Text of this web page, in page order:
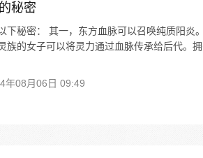
秘密
下秘密： 其一，东方血脉可以召唤纯质阳炎
族的女子可以将灵力通过血脉传承给后代。
年08月06日 09:49